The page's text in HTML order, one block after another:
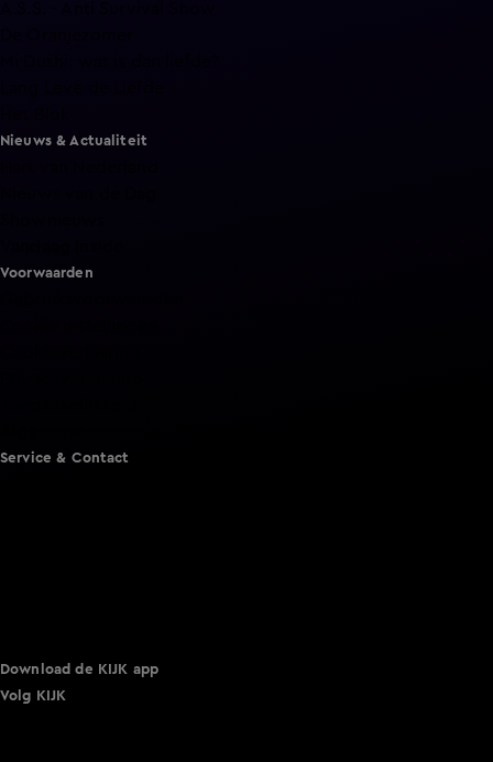
Nieuws & Actualiteit
Voorwaarden
Service & Contact
Download de KIJK app
Volg KIJK